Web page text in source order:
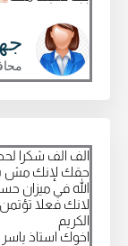
محافظة
الف الف شكرا
حقك لإنك مش
الله في ميزان
لانك فعلا تؤتمن
الكريم
اخوك استاذ ياسر